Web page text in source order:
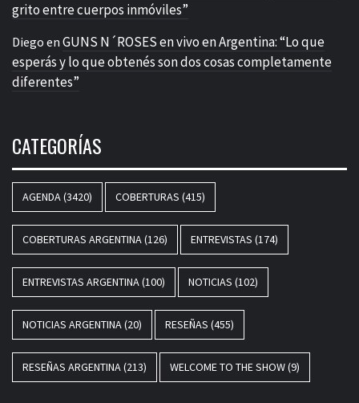
grito entre cuerpos inmóviles”
Diego en GUNS N´ROSES en vivo en Argentina: “Lo que
esperás y lo que obtenés son dos cosas completamente
diferentes”
CATEGORÍAS
AGENDA(3420) COBERTURAS (415)
COBERTURAS ARGENTINA(126) ENTREVISTAS (174)
ENTREVISTAS ARGENTINA(100) NOTICIAS (102)
NOTICIAS ARGENTINA(20) RESEÑAS (455)
RESEÑAS ARGENTINA(213) WELCOME TO THE SHOW(9)